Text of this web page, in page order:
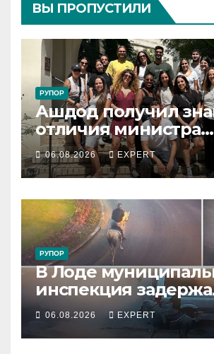
ВЫ ПРОПУСТИЛИ
РУПОР
Ашдод получил
отличия министра
обороны за
резервистов
06.08.2026 EXPERT
РУПОР
В Лоде
инспекция
подростка,
опасную скачку на
по улицам города
06.08.2026 EXPERT